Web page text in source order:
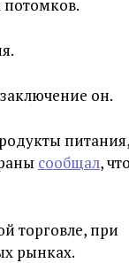
потомков.
он.
сообщал, что
торговле, при
рынках.